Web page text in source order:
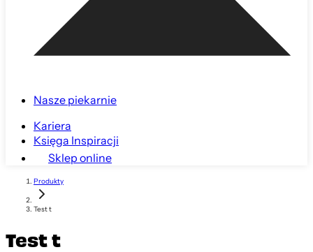
Nasze piekarnie
Kariera
Księga Inspiracji
Sklep online
Produkty
Test t
Test t